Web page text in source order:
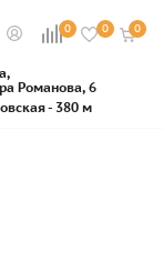
0 0 0
Романова, 6
- 380 м